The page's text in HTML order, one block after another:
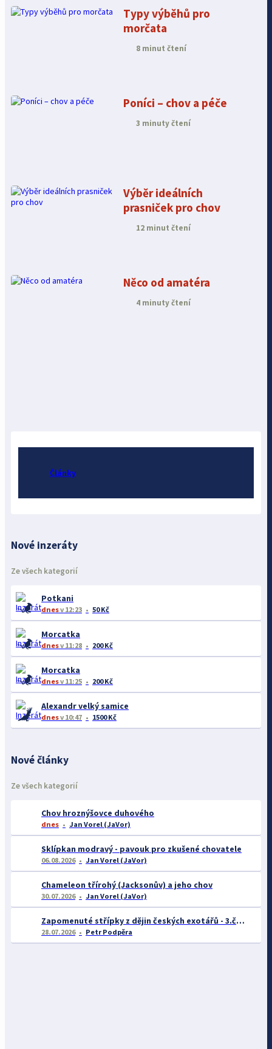
Typy výběhů pro
morčata
8 minut čtení
Poníci – chov a péče
3 minuty čtení
Výběr ideálních
prasniček pro chov
12 minut čtení
Něco od amatéra
4 minuty čtení
Články
Nové inzeráty
Ze všech kategorií
Potkani
dnesv 12:23 50 Kč
Morcatka
dnesv 11:28 200 Kč
Morcatka
dnesv 11:25 200 Kč
Alexandr velký samice
dnesv 10:47 1500 Kč
Nové články
Ze všech kategorií
Chov hroznýšovce duhového
dnes Jan Vorel (JaVor)
Sklípkan modravý - pavouk pro zkušené chovatele
06.08.2026 Jan Vorel (JaVor)
Chameleon třírohý (Jacksonův) a jeho chov
30.07.2026 Jan Vorel (JaVor)
Zapomenuté střípky z dějin českých exotářů - 3.část
28.07.2026 Petr Podpěra